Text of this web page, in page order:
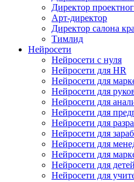
Директор
Арт-директор
Директор салона
Тимлид
Нейросети
Нейросети с нуля
Нейросети для HR
Нейросети для
Нейросети для
Нейросети для
Нейросети для
Нейросети для
Нейросети для
Нейросети для
Нейросети для
Нейросети для
Нейросети для